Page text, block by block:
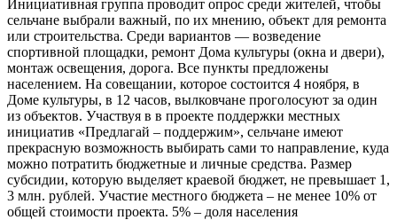
Инициативная группа проводит опрос среди жителей, чтобы
сельчане выбрали важный, по их мнению, объект для ремонта
или строительства. Среди вариантов — возведение
спортивной площадки, ремонт Дома культуры (окна и двери),
монтаж освещения, дорога. Все пункты предложены
населением. На совещании, которое состоится 4 ноября, в
Доме культуры, в 12 часов, вылковчане проголосуют за один
из объектов. Участвуя в в проекте поддержки местных
инициатив «Предлагай – поддержим», сельчане имеют
прекрасную возможность выбирать сами то направление, куда
можно потратить бюджетные и личные средства. Размер
субсидии, которую выделяет краевой бюджет, не превышает 1,
3 млн. рублей. Участие местного бюджета – не менее 10% от
общей стоимости проекта. 5% – доля населения